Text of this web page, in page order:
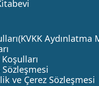
Aydınlatma
Sözleşmesi
ve Çerez Sözleşmesi